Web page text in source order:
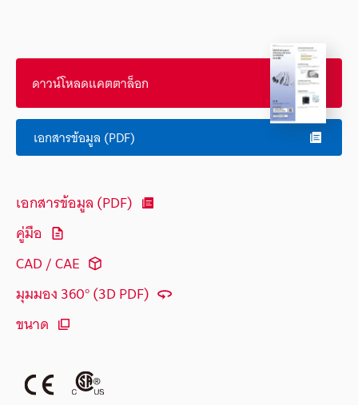
ดาวน์โหลดแคตตาล็อก
เอกสารข้อมูล (PDF)
เอกสารข้อมูล (PDF)
คู่มือ
CAD / CAE
มุมมอง 360° (3D PDF)
ขนาด